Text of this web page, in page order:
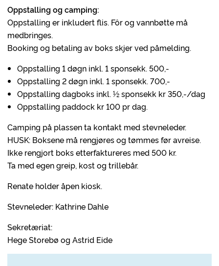
Oppstalling og camping:
Oppstalling er inkludert flis. Fôr og vannbøtte må
medbringes.
Booking og betaling av boks skjer ved påmelding.
Oppstalling 1 døgn inkl. 1 sponsekk. 500,-
Oppstalling 2 døgn inkl. 1 sponsekk. 700,-
Oppstalling dagboks inkl. ½ sponsekk kr 350,-/dag
Oppstalling paddock kr 100 pr dag.
Camping på plassen ta kontakt med stevneleder.
HUSK: Boksene må rengjøres og tømmes før avreise.
Ikke rengjort boks etterfaktureres med 500 kr.
Ta med egen greip, kost og trillebår.
Renate holder åpen kiosk.
Stevneleder: Kathrine Dahle
Sekretæriat:
Hege Storebø og Astrid Eide